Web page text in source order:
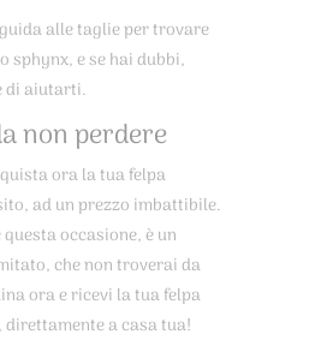
alle taglie per trovare
sphynx, e se hai dubbi,
di aiutarti.
non perdere
ora la tua felpa
ad un prezzo imbattibile.
occasione, è un
che non troverai da
ora e ricevi la tua felpa
a casa tua!